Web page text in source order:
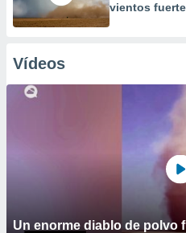
vientos
Vídeos
Un enorme diablo de polvo